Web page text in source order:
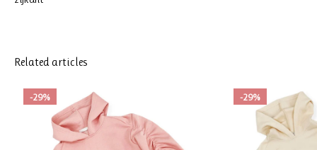
Related articles
-29% -29%